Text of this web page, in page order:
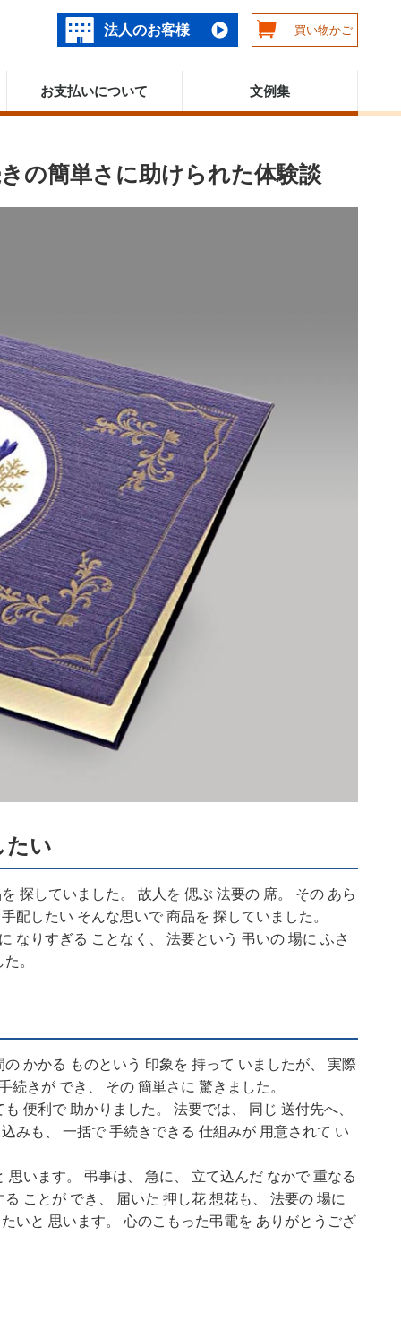
法人のお客様 買い物かご
お支払いについて 文例集
の簡単さに助けられた体験談
たい
探していました。 故人を 偲ぶ 法要の 席。 その あら
配したい そんな思いで 商品を 探していました。
なりすぎる ことなく、 法要という 弔いの 場に ふさ
。
かかる ものという 印象を 持って いましたが、 実際
きが でき、 その 簡単さに 驚きました。
便利で 助かりました。 法要では、 同じ 送付先へ、
みも、 一括で 手続きできる 仕組みが 用意されて い
います。 弔事は、 急に、 立て込んだ なかで 重なる
ことが でき、 届いた 押し花 想花も、 法要の 場に
いと 思います。 心のこもった弔電を ありがとうござ